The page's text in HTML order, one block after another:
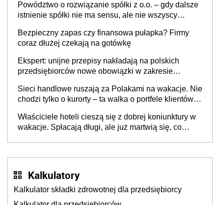
Powództwo o rozwiązanie spółki z o.o. – gdy dalsze
istnienie spółki nie ma sensu, ale nie wszyscy
Bezpieczny zapas czy finansowa pułapka? Firmy
coraz dłużej czekają na gotówkę
Ekspert: unijne przepisy nakładają na polskich
przedsiębiorców nowe obowiązki w zakresie
Sieci handlowe ruszają za Polakami na wakacje. Nie
chodzi tylko o kurorty – ta walka o portfele klientów
cichu
Właściciele hoteli cieszą się z dobrej koniunktury w
wakacje. Spłacają długi, ale już martwią się, co
Kalkulatory
Kalkulator składki zdrowotnej dla przedsiębiorcy